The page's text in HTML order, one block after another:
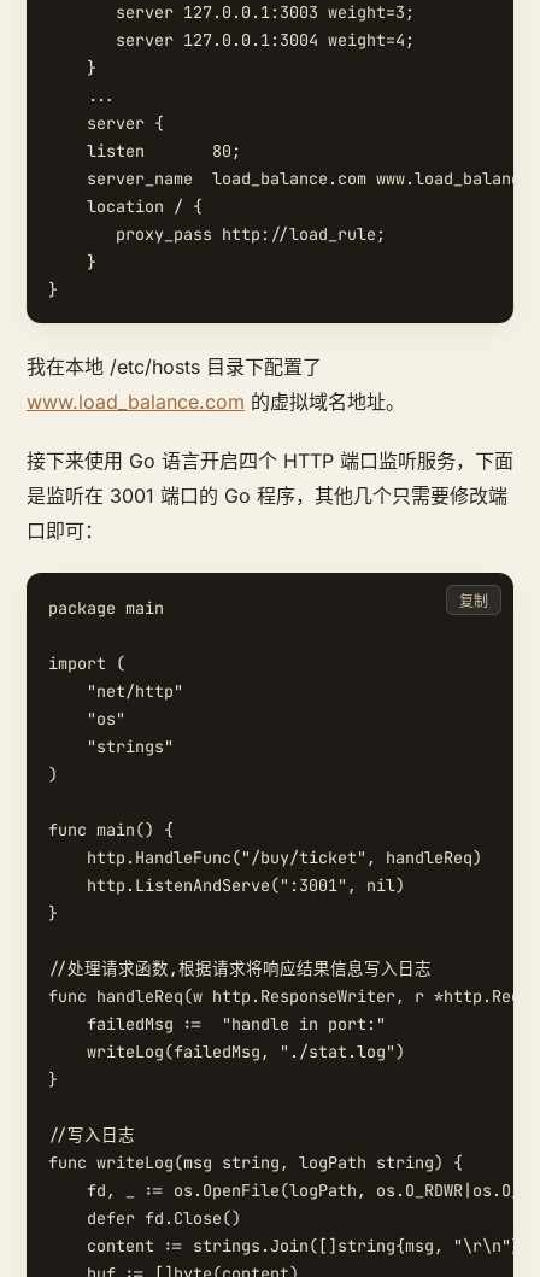
       server 127.0.0.1:3003 weight=3;
       server 127.0.0.1:3004 weight=4;
    }
    ...
    server {
    listen       80;
server_name  load_balance.com
    location / {
       proxy_pass http://load_rule;
    }
我在本地 /etc/hosts 目录下配置了
www.load_balance.com 的虚拟域名地址。
接下来使用 Go 语言开启四个 HTTP 端口监听服务，下面
是监听在 3001 端口的 Go 程序，其他几个只需要修改端
口即可：
package main
import (
    "net/http"
    "os"
    "strings"
)
func main() {
    http.HandleFunc("/buy/ticket", handleReq)
    http.ListenAndServe(":3001", nil)
}
//处理请求函数,根据请求将响应结果信息写入日志
func handleReq(w http.ResponseWriter, r
    failedMsg :=  "handle in port:"
    writeLog(failedMsg, "./stat.log")
}
//写入日志
func writeLog(msg string, logPath string) {
fd, _ := os.OpenFile(logPath,
    defer fd.Close()
content := strings.Join([]string{msg, "\r\n"},
复制